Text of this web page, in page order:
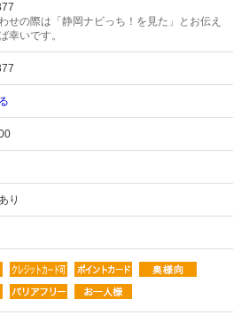
せの際は「静岡ナビっち！を見た」とお伝え
幸いです。
り